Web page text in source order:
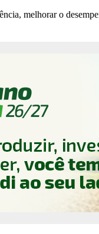
melhorar o